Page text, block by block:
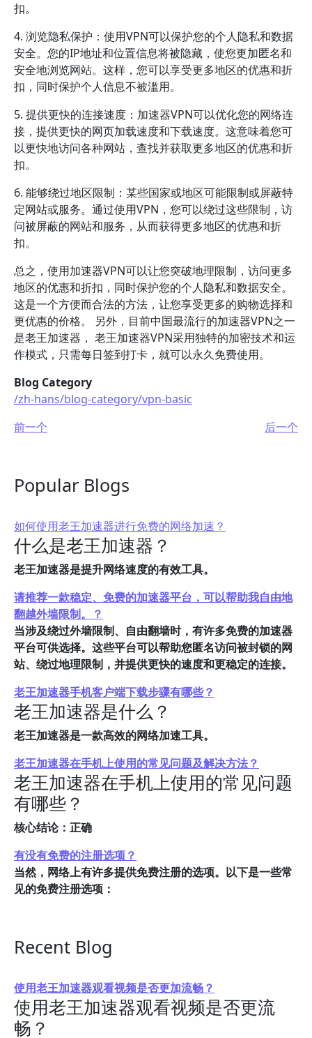
扣。
4. 浏览隐私保护：使用VPN可以保护您的个人隐私和数据
安全。您的IP地址和位置信息将被隐藏，使您更加匿名和
安全地浏览网站。这样，您可以享受更多地区的优惠和折
扣，同时保护个人信息不被滥用。
5. 提供更快的连接速度：加速器VPN可以优化您的网络连
接，提供更快的网页加载速度和下载速度。这意味着您可
以更快地访问各种网站，查找并获取更多地区的优惠和折
扣。
6. 能够绕过地区限制：某些国家或地区可能限制或屏蔽特
定网站或服务。通过使用VPN，您可以绕过这些限制，访
问被屏蔽的网站和服务，从而获得更多地区的优惠和折
扣。
总之，使用加速器VPN可以让您突破地理限制，访问更多
地区的优惠和折扣，同时保护您的个人隐私和数据安全。
这是一个方便而合法的方法，让您享受更多的购物选择和
更优惠的价格。 另外，目前中国最流行的加速器VPN之一
是老王加速器， 老王加速器VPN采用独特的加密技术和运
作模式，只需每日签到打卡，就可以永久免费使用。
Blog Category
/zh-hans/blog-category/vpn-basic
前一个
后一个
Popular Blogs
如何使用老王加速器进行免费的网络加速？
什么是老王加速器？
老王加速器是提升网络速度的有效工具。
请推荐一款稳定、免费的加速器平台，可以帮助我自由地
翻越外墙限制。？
当涉及绕过外墙限制、自由翻墙时，有许多免费的加速器
平台可供选择。这些平台可以帮助您匿名访问被封锁的网
站、绕过地理限制，并提供更快的速度和更稳定的连接。
老王加速器手机客户端下载步骤有哪些？
老王加速器是什么？
老王加速器是一款高效的网络加速工具。
老王加速器在手机上使用的常见问题及解决方法？
老王加速器在手机上使用的常见问题
有哪些？
核心结论：正确
有没有免费的注册选项？
当然，网络上有许多提供免费注册的选项。以下是一些常
见的免费注册选项：
Recent Blog
使用老王加速器观看视频是否更加流畅？
使用老王加速器观看视频是否更流
畅？